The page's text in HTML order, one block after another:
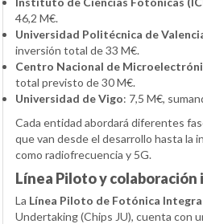
46,2 M€.
Universidad Politécnica de
inversión total de 33 M€.
Centro Nacional de
total previsto de 30 M€.
Universidad de Vigo: 7,5 M€,
Cada entidad abordará diferentes
que van desde el desarrollo hasta la
como radiofrecuencia y 5G.
Línea Piloto y
La Línea Piloto de Fotónica
Undertaking (Chips JU), cuenta con